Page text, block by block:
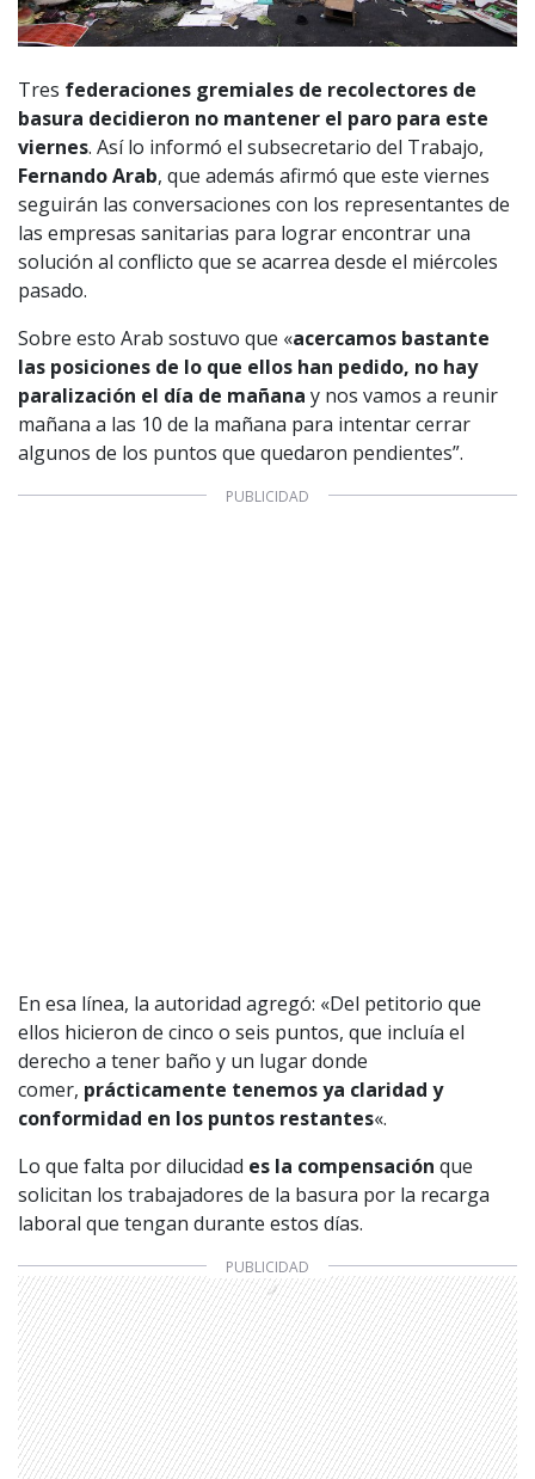
Tres federaciones gremiales de recolectores de
basura decidieron no mantener el paro para este
viernes. Así lo informó el subsecretario del Trabajo,
Fernando Arab, que además afirmó que este viernes
seguirán las conversaciones con los representantes de
las empresas sanitarias para lograr encontrar una
solución al conflicto que se acarrea desde el miércoles
pasado.
Sobre esto Arab sostuvo que «acercamos bastante
las posiciones de lo que ellos han pedido, no hay
paralización el día de mañana y nos vamos a reunir
mañana a las 10 de la mañana para intentar cerrar
algunos de los puntos que quedaron pendientes”.
En esa línea, la autoridad agregó: «Del petitorio que
ellos hicieron de cinco o seis puntos, que incluía el
derecho a tener baño y un lugar donde
comer, prácticamente tenemos ya claridad y
conformidad en los puntos restantes«.
Lo que falta por dilucidad es la compensación que
solicitan los trabajadores de la basura por la recarga
laboral que tengan durante estos días.